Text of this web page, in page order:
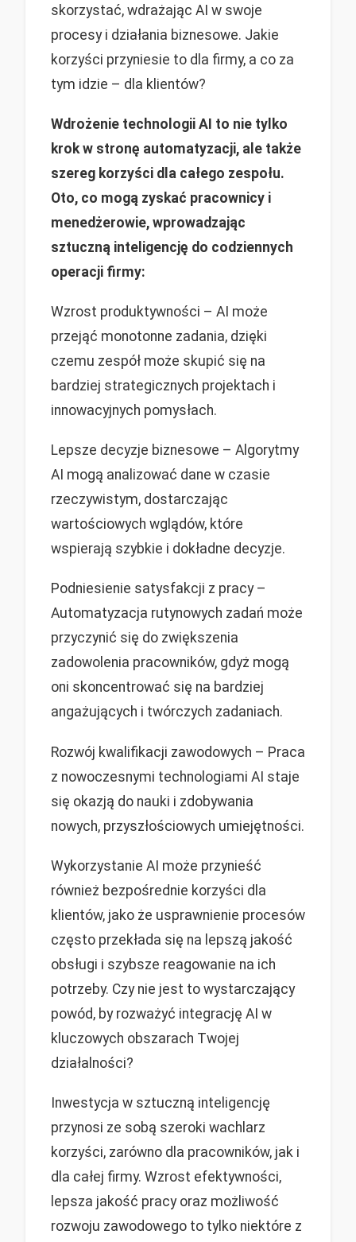
skorzystać, wdrażając AI w swoje
procesy i działania biznesowe. Jakie
korzyści przyniesie to dla firmy, a co za
tym idzie – dla klientów?
Wdrożenie technologii AI to nie tylko
krok w stronę automatyzacji, ale także
szereg korzyści dla całego zespołu.
Oto, co mogą zyskać pracownicy i
menedżerowie, wprowadzając
sztuczną inteligencję do codziennych
operacji firmy:
Wzrost produktywności – AI może
przejąć monotonne zadania, dzięki
czemu zespół może skupić się na
bardziej strategicznych projektach i
innowacyjnych pomysłach.
Lepsze decyzje biznesowe – Algorytmy
AI mogą analizować dane w czasie
rzeczywistym, dostarczając
wartościowych wglądów, które
wspierają szybkie i dokładne decyzje.
Podniesienie satysfakcji z pracy –
Automatyzacja rutynowych zadań może
przyczynić się do zwiększenia
zadowolenia pracowników, gdyż mogą
oni skoncentrować się na bardziej
angażujących i twórczych zadaniach.
Rozwój kwalifikacji zawodowych – Praca
z nowoczesnymi technologiami AI staje
się okazją do nauki i zdobywania
nowych, przyszłościowych umiejętności.
Wykorzystanie AI może przynieść
również bezpośrednie korzyści dla
klientów, jako że usprawnienie procesów
często przekłada się na lepszą jakość
obsługi i szybsze reagowanie na ich
potrzeby. Czy nie jest to wystarczający
powód, by rozważyć integrację AI w
kluczowych obszarach Twojej
działalności?
Inwestycja w sztuczną inteligencję
przynosi ze sobą szeroki wachlarz
korzyści, zarówno dla pracowników, jak i
dla całej firmy. Wzrost efektywności,
lepsza jakość pracy oraz możliwość
rozwoju zawodowego to tylko niektóre z